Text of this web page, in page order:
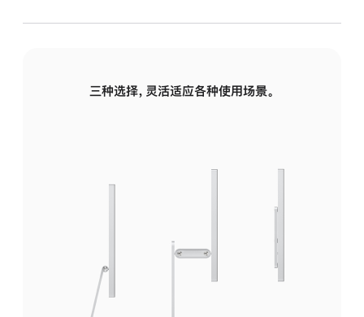
三种选择，灵活适应各种使用场景。